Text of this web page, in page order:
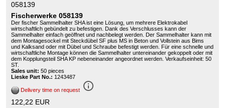
058139
Fischerwerke 058139
Der fischer Sammelhalter SHA ist eine Lösung, um mehrere Elektrokabel
wirtschaftlich gebündelt zu befestigen. Dank des Verschlusses kann der
Sammelhalter einfach geöffnet und nachbelegt werden. Der Sammelhalter kann mit
dem Montagesockel mit Steckdübel SF plus MS in Beton und Vollstein aus Bims
und Kalksand oder mit Dübel und Schraube befestigt werden. Für eine schnelle und
wirtschaftliche Montage können die Sammelhalter untereinander gekoppelt oder mit
dem Kopplungsteil SHA KP nebeneinander angeordnet werden. Verkaufseinheit: 50
ST.
Sales unit: 50 pieces
Lieske Part No.: 1243487
Delivery time on request info_outline
122,22 EUR